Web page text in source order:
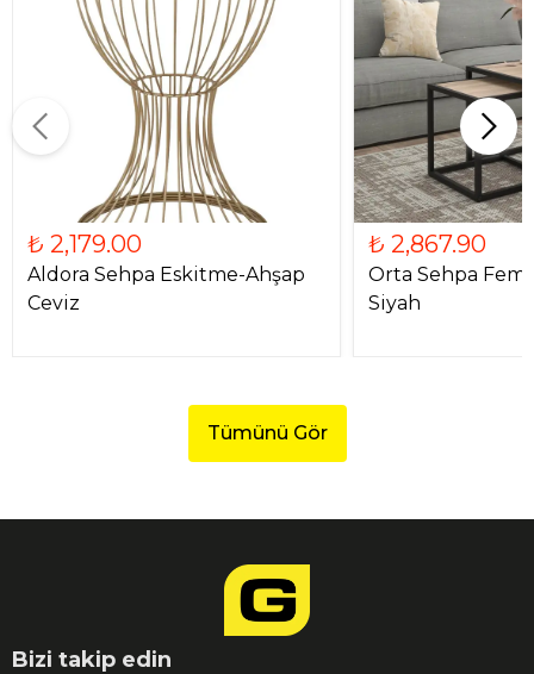
₺ 2,179.00
Aldora Sehpa Eskitme-Ahşap
Ceviz
₺ 2,867.90
Orta Sehpa
Siyah
Tümünü Gör
Bizi takip edin